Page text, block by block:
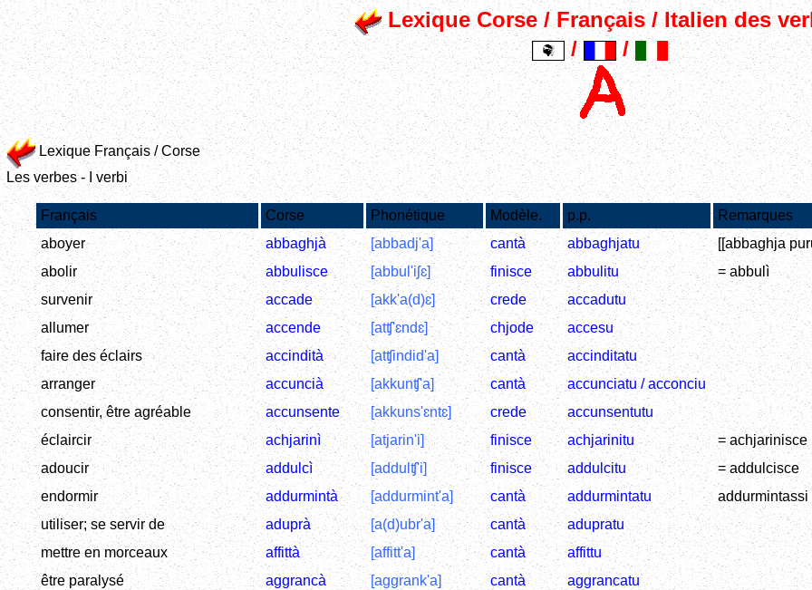
Lexique Corse / Français / Italien des
/
/
Lexique Français / Corse
Les verbes - I verbi
Français Corse Phonétique Modèle. p.p.
Remarques
aboyer
abbaghjà [abbadj'a] cantà abbaghjatu
[[abbaghja
abolir
abbulisce [abbul'iʃɛ] finisce abbulitu
= abbulì
survenir
accade [akk'a(d)ɛ] crede
accadutu
allumer
accende [atʧ'ɛndɛ] chjode
accesu
faire des éclairs
accindità [atʧindid'a] cantà
accinditatu
arranger
accuncià [akkunʧ'a] cantà
accunciatu / acconciu
consentir, être agréable
accunsente [akkuns'ɛntɛ] crede
accunsentutu
éclaircir
achjarinì [atjarin'i] finisce achjarinitu
= achjarinisce
adoucir
addulcì [addulʧ'i] finisce addulcitu
= addulcisce
endormir
addurmintà [addurmint'a] cantà addurmintatu
addurmintassi
utiliser; se servir de
aduprà [a(d)ubr'a] cantà
adupratu
mettre en morceaux
affittà [affitt'a] cantà
affittu
être paralysé
aggrancà [aggrank'a] cantà
aggrancatu